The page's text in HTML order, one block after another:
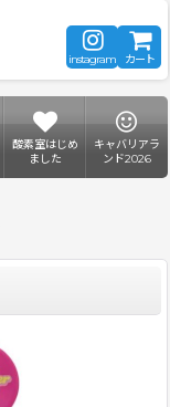
instagram カート
酸素室はじめ
ました
キャバリアラ
ンド2026